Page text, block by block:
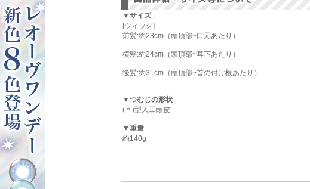
▼サイズ
[ウィッグ]
前髪:約23cm（頭頂部~口元あたり）
横髪:約24cm（頭頂部~耳下あたり）
後髪:約31cm（頭頂部~首の付け根あたり）
▼つむじの形状
(＊)型人工頭皮
▼重量
約140g